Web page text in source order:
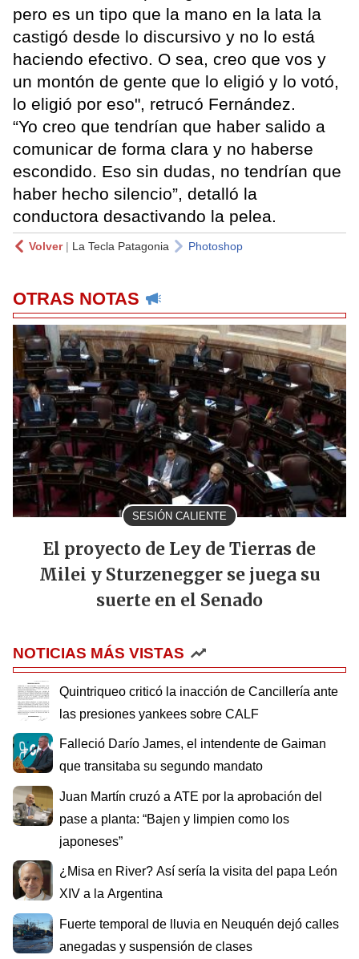
pero es un tipo que la mano en la lata la
castigó desde lo discursivo y no lo está
haciendo efectivo. O sea, creo que vos y
un montón de gente que lo eligió y lo votó,
lo eligió por eso", retrucó Fernández.
“Yo creo que tendrían que haber salido a
comunicar de forma clara y no haberse
escondido. Eso sin dudas, no tendrían que
haber hecho silencio”, detalló la
conductora desactivando la pelea.
Volver| La Tecla Patagonia Photoshop
OTRAS NOTAS
SESIÓN CALIENTE
El proyecto de Ley de Tierras de
Milei y Sturzenegger se juega su
suerte en el Senado
NOTICIAS MÁS VISTAS
Quintriqueo criticó la inacción de Cancillería ante
las presiones yankees sobre CALF
Falleció Darío James, el intendente de Gaiman
que transitaba su segundo mandato
Juan Martín cruzó a ATE por la aprobación del
pase a planta: “Bajen y limpien como los
japoneses”
¿Misa en River? Así sería la visita del papa León
XIV a la Argentina
Fuerte temporal de lluvia en Neuquén dejó calles
anegadas y suspensión de clases